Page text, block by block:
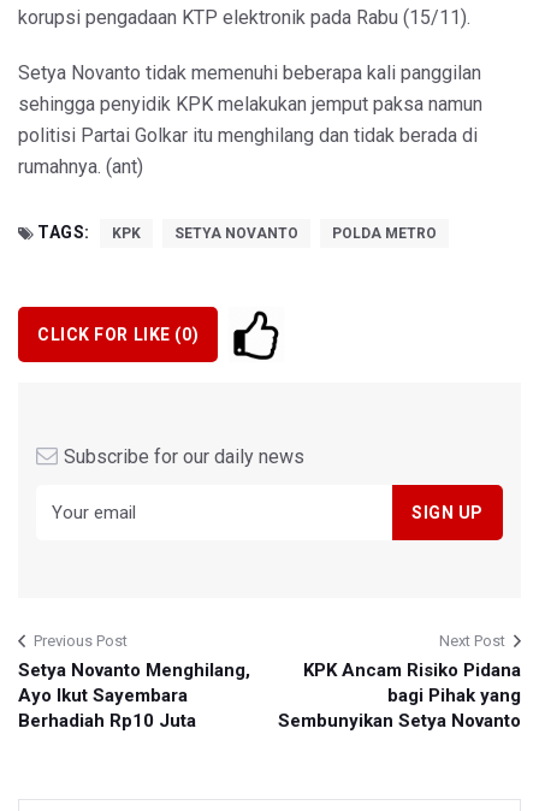
korupsi pengadaan KTP elektronik pada Rabu (15/11).
Setya Novanto tidak memenuhi beberapa kali panggilan
sehingga penyidik KPK melakukan jemput paksa namun
politisi Partai Golkar itu menghilang dan tidak berada di
rumahnya. (ant)
TAGS: KPK SETYA NOVANTO POLDA METRO
CLICK FOR LIKE (0)
Subscribe for our daily news
Previous Post
Setya Novanto Menghilang,
Ayo Ikut Sayembara
Berhadiah Rp10 Juta
Next Post
KPK Ancam Risiko Pidana
bagi Pihak yang
Sembunyikan Setya Novanto